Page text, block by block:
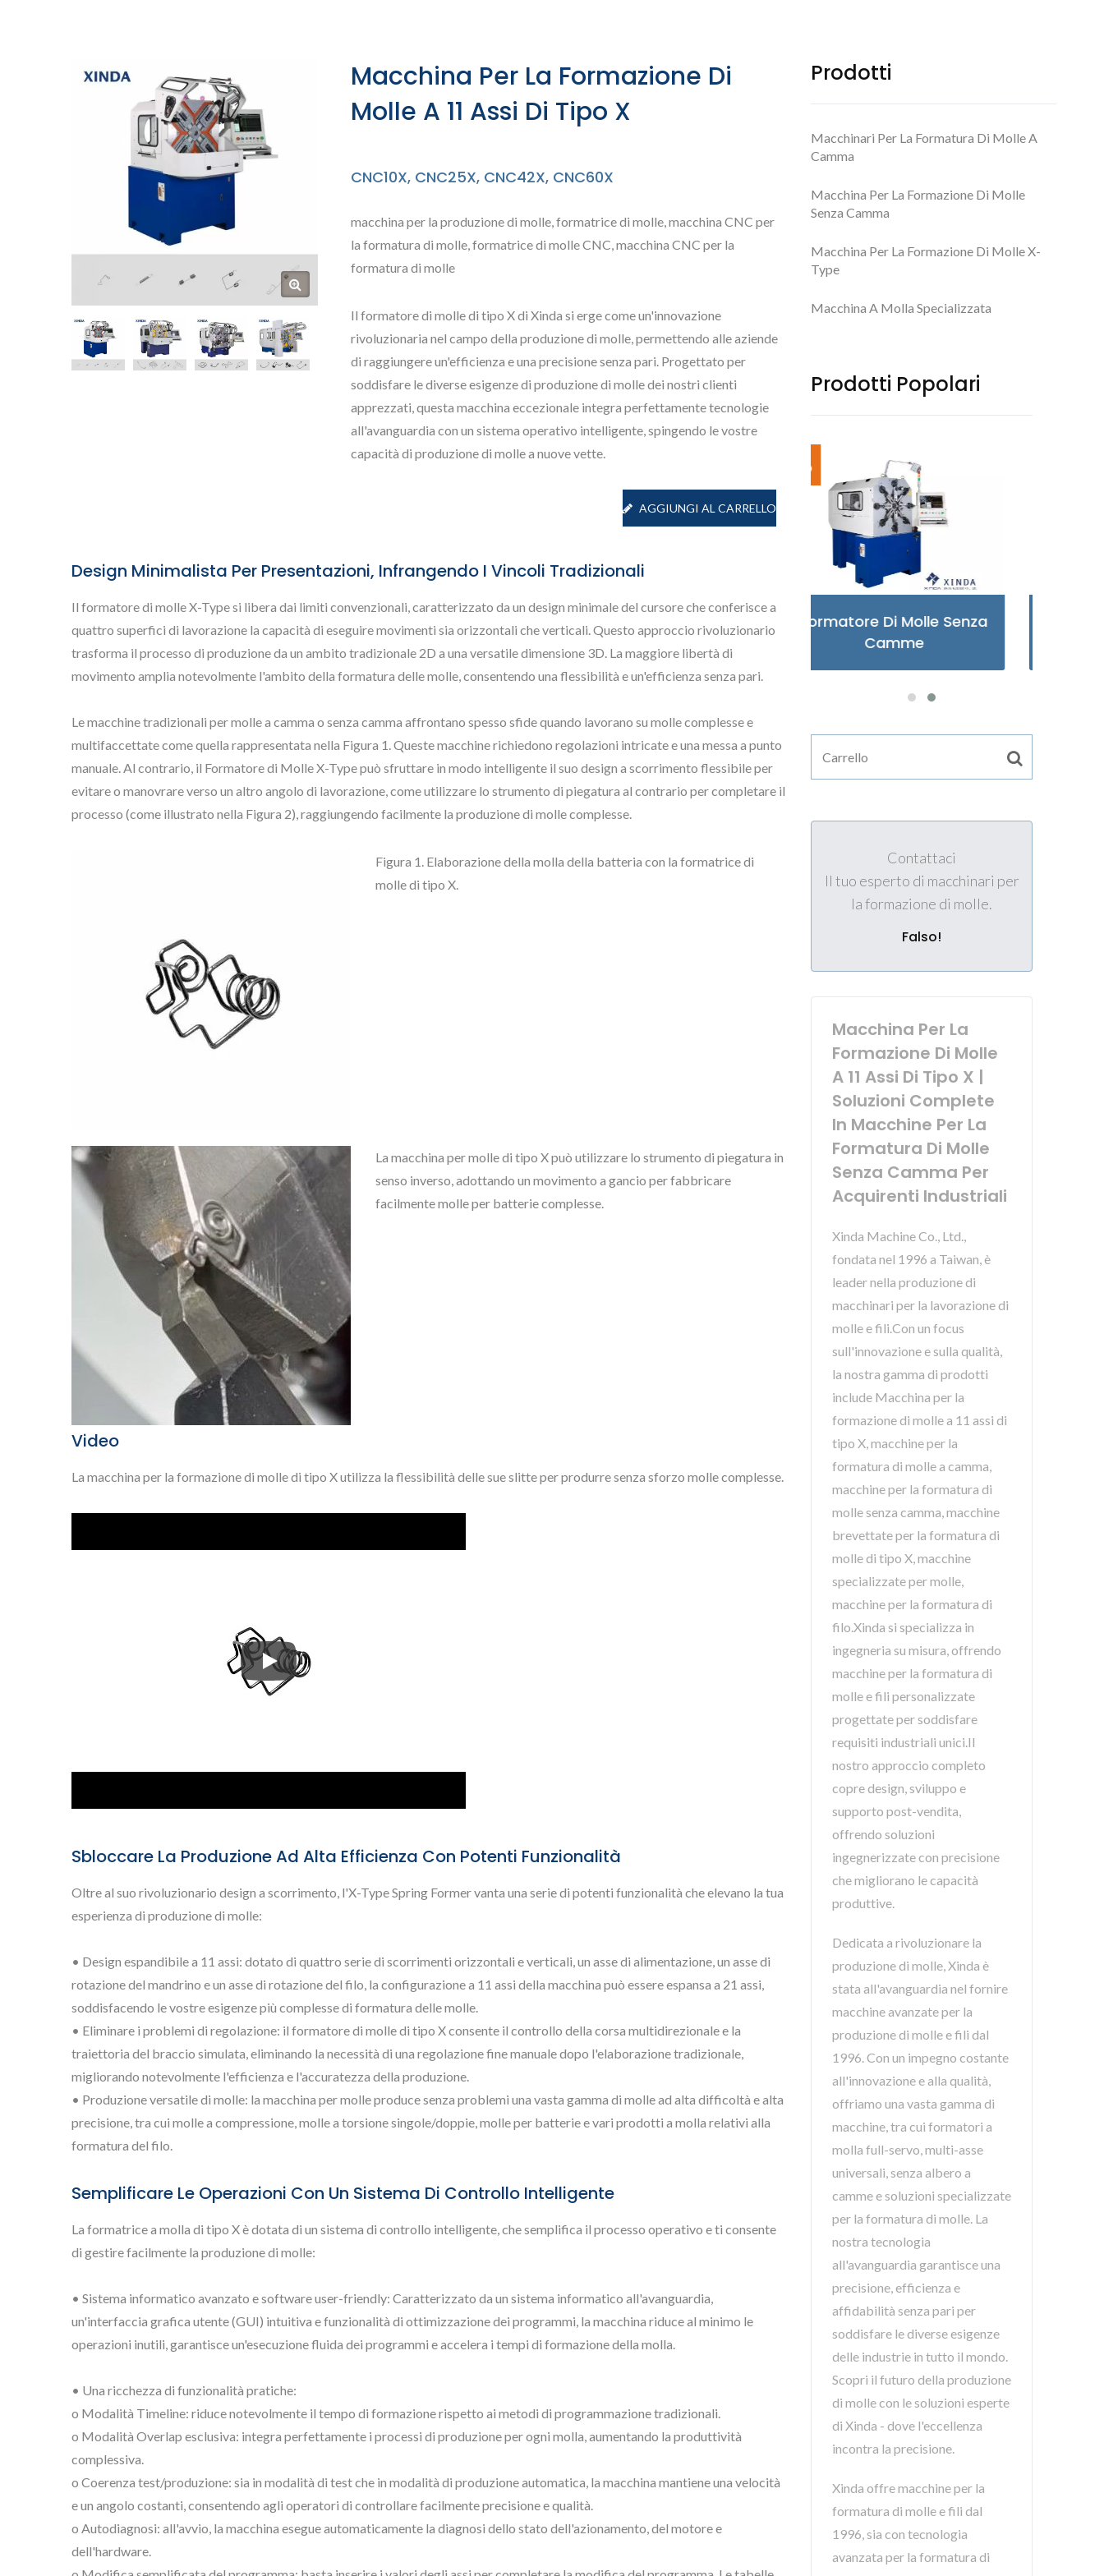
Macchina Per La Formazione Di
Molle A 11 Assi Di Tipo X
CNC10X, CNC25X, CNC42X, CNC60X
macchina per la produzione di molle, formatrice di molle, macchina CNC per
la formatura di molle, formatrice di molle CNC, macchina CNC per la
formatura di molle
Il formatore di molle di tipo X di Xinda si erge come un'innovazione
rivoluzionaria nel campo della produzione di molle, permettendo alle aziende
di raggiungere un'efficienza e una precisione senza pari. Progettato per
soddisfare le diverse esigenze di produzione di molle dei nostri clienti
apprezzati, questa macchina eccezionale integra perfettamente tecnologie
all'avanguardia con un sistema operativo intelligente, spingendo le vostre
capacità di produzione di molle a nuove vette.
AGGIUNGI AL CARRELLO
Design Minimalista Per Presentazioni, Infrangendo I Vincoli Tradizionali
Il formatore di molle X-Type si libera dai limiti convenzionali, caratterizzato da un design minimale del cursore che conferisce a
quattro superfici di lavorazione la capacità di eseguire movimenti sia orizzontali che verticali. Questo approccio rivoluzionario
trasforma il processo di produzione da un ambito tradizionale 2D a una versatile dimensione 3D. La maggiore libertà di
movimento amplia notevolmente l'ambito della formatura delle molle, consentendo una flessibilità e un'efficienza senza pari.
Le macchine tradizionali per molle a camma o senza camma affrontano spesso sfide quando lavorano su molle complesse e
multifaccettate come quella rappresentata nella Figura 1. Queste macchine richiedono regolazioni intricate e una messa a punto
manuale. Al contrario, il Formatore di Molle X-Type può sfruttare in modo intelligente il suo design a scorrimento flessibile per
evitare o manovrare verso un altro angolo di lavorazione, come utilizzare lo strumento di piegatura al contrario per completare il
processo (come illustrato nella Figura 2), raggiungendo facilmente la produzione di molle complesse.
Figura 1. Elaborazione della molla della batteria con la formatrice di
molle di tipo X.
La macchina per molle di tipo X può utilizzare lo strumento di piegatura in
senso inverso, adottando un movimento a gancio per fabbricare
facilmente molle per batterie complesse.
Video
La macchina per la formazione di molle di tipo X utilizza la flessibilità delle sue slitte per produrre senza sforzo molle complesse.
La macchina per la formazione di molle di tipo X utilizza la flessibilità delle sue slitte per produrre senza sforzo molle complesse.
Sbloccare La Produzione Ad Alta Efficienza Con Potenti Funzionalità
Oltre al suo rivoluzionario design a scorrimento, l'X-Type Spring Former vanta una serie di potenti funzionalità che elevano la tua
esperienza di produzione di molle:
• Design espandibile a 11 assi: dotato di quattro serie di scorrimenti orizzontali e verticali, un asse di alimentazione, un asse di
rotazione del mandrino e un asse di rotazione del filo, la configurazione a 11 assi della macchina può essere espansa a 21 assi,
soddisfacendo le vostre esigenze più complesse di formatura delle molle.
• Eliminare i problemi di regolazione: il formatore di molle di tipo X consente il controllo della corsa multidirezionale e la
traiettoria del braccio simulata, eliminando la necessità di una regolazione fine manuale dopo l'elaborazione tradizionale,
migliorando notevolmente l'efficienza e l'accuratezza della produzione.
• Produzione versatile di molle: la macchina per molle produce senza problemi una vasta gamma di molle ad alta difficoltà e alta
precisione, tra cui molle a compressione, molle a torsione singole/doppie, molle per batterie e vari prodotti a molla relativi alla
formatura del filo.
Semplificare Le Operazioni Con Un Sistema Di Controllo Intelligente
La formatrice a molla di tipo X è dotata di un sistema di controllo intelligente, che semplifica il processo operativo e ti consente
di gestire facilmente la produzione di molle:
• Sistema informatico avanzato e software user-friendly: Caratterizzato da un sistema informatico all'avanguardia,
un'interfaccia grafica utente (GUI) intuitiva e funzionalità di ottimizzazione dei programmi, la macchina riduce al minimo le
operazioni inutili, garantisce un'esecuzione fluida dei programmi e accelera i tempi di formazione della molla.
• Una ricchezza di funzionalità pratiche:
o Modalità Timeline: riduce notevolmente il tempo di formazione rispetto ai metodi di programmazione tradizionali.
o Modalità Overlap esclusiva: integra perfettamente i processi di produzione per ogni molla, aumentando la produttività
complessiva.
o Coerenza test/produzione: sia in modalità di test che in modalità di produzione automatica, la macchina mantiene una velocità
e un angolo costanti, consentendo agli operatori di controllare facilmente precisione e qualità.
o Autodiagnosi: all'avvio, la macchina esegue automaticamente la diagnosi dello stato dell'azionamento, del motore e
dell'hardware.
Prodotti
Macchinari Per La Formatura Di Molle A
Camma
Macchina Per La Formazione Di Molle
Senza Camma
Macchina Per La Formazione Di Molle X-
Type
Macchina A Molla Specializzata
Prodotti Popolari
Formatore Di Molle Senza
Formatore Di Molle Di Tipo
Formatore Di Molle Senza
Camme
Formatore Di Molle Di Tipo
X
Contattaci
Il tuo esperto di macchinari per
la formazione di molle.
Falso!
Macchina Per La
Formazione Di Molle
A 11 Assi Di Tipo X |
Soluzioni Complete
In Macchine Per La
Formatura Di Molle
Senza Camma Per
Acquirenti Industriali
Xinda Machine Co., Ltd.,
fondata nel 1996 a Taiwan, è
leader nella produzione di
macchinari per la lavorazione di
molle e fili.Con un focus
sull'innovazione e sulla qualità,
la nostra gamma di prodotti
include Macchina per la
formazione di molle a 11 assi di
tipo X, macchine per la
formatura di molle a camma,
macchine per la formatura di
molle senza camma, macchine
brevettate per la formatura di
molle di tipo X, macchine
specializzate per molle,
macchine per la formatura di
filo.Xinda si specializza in
ingegneria su misura, offrendo
macchine per la formatura di
molle e fili personalizzate
progettate per soddisfare
requisiti industriali unici.Il
nostro approccio completo
copre design, sviluppo e
supporto post-vendita,
offrendo soluzioni
ingegnerizzate con precisione
che migliorano le capacità
produttive.
Dedicata a rivoluzionare la
produzione di molle, Xinda è
stata all'avanguardia nel fornire
macchine avanzate per la
produzione di molle e fili dal
1996. Con un impegno costante
all'innovazione e alla qualità,
offriamo una vasta gamma di
macchine, tra cui formatori a
molla full-servo, multi-asse
universali, senza albero a
camme e soluzioni specializzate
per la formatura di molle. La
nostra tecnologia
all'avanguardia garantisce una
precisione, efficienza e
affidabilità senza pari per
soddisfare le diverse esigenze
delle industrie in tutto il mondo.
Scopri il futuro della produzione
di molle con le soluzioni esperte
di Xinda - dove l'eccellenza
incontra la precisione.
Xinda offre macchine per la
formatura di molle e fili dal
1996, sia con tecnologia
avanzata per la formatura di